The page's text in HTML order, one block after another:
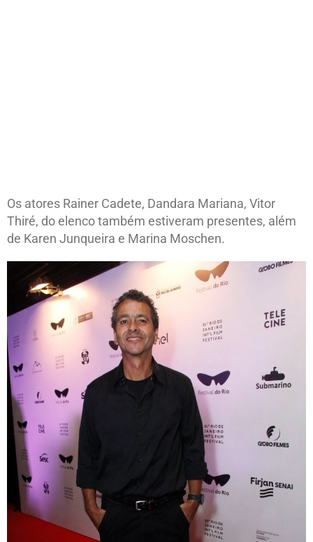
Os atores Rainer Cadete, Dandara Mariana, Vitor
Thiré, do elenco também estiveram presentes, além
de Karen Junqueira e Marina Moschen.